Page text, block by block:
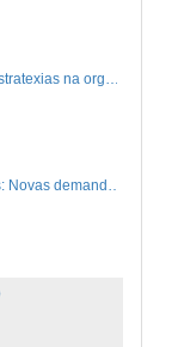
Quenda de preguntas: Novas demandas e estratexias na organización de congresos profesionais